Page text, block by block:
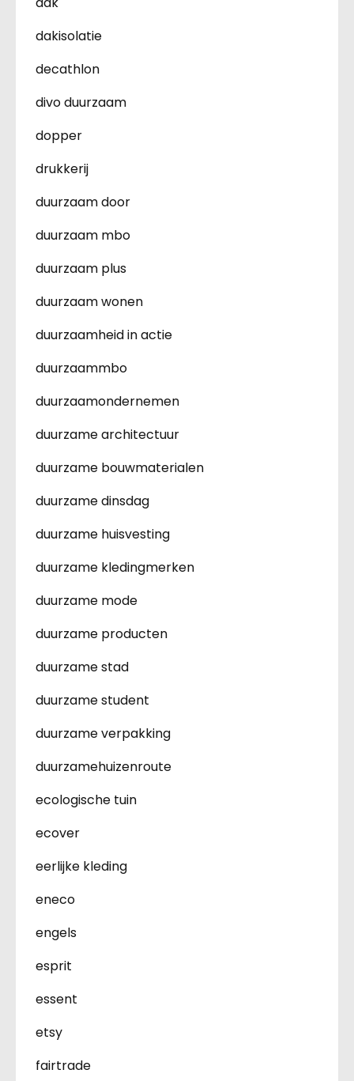
dakisolatie
decathlon
divo duurzaam
dopper
drukkerij
duurzaam door
duurzaam mbo
duurzaam plus
duurzaam wonen
duurzaamheid in actie
duurzaammbo
duurzaamondernemen
duurzame architectuur
duurzame bouwmaterialen
duurzame dinsdag
duurzame huisvesting
duurzame kledingmerken
duurzame mode
duurzame producten
duurzame stad
duurzame student
duurzame verpakking
duurzamehuizenroute
ecologische tuin
ecover
eerlijke kleding
eneco
engels
esprit
essent
etsy
fairtrade